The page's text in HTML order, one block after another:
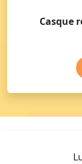
Casque